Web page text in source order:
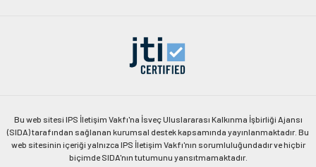
Bu web sitesi IPS İletişim Vakfı'na İsveç Uluslararası Kalkınma İşbirliği Ajansı
(SIDA) tarafından sağlanan kurumsal destek kapsamında yayınlanmaktadır. Bu
web sitesinin içeriği yalnızca IPS İletişim Vakfı'nın sorumluluğundadır ve hiçbir
biçimde SIDA'nın tutumunu yansıtmamaktadır.